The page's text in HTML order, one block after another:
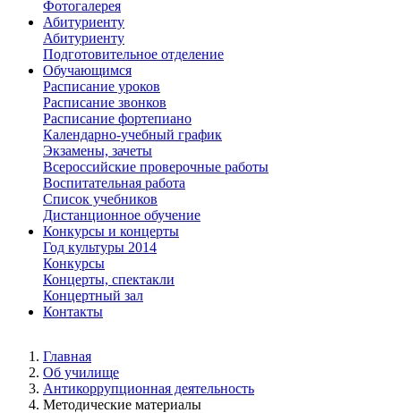
Фотогалерея
Абитуриенту
Абитуриенту
Подготовительное отделение
Обучающимся
Расписание уроков
Расписание звонков
Расписание фортепиано
Календарно-учебный график
Экзамены, зачеты
Всероссийские проверочные работы
Воспитательная работа
Список учебников
Дистанционное обучение
Конкурсы и концерты
Год культуры 2014
Конкурсы
Концерты, спектакли
Концертный зал
Контакты
Главная
Об училище
Антикоррупционная деятельность
Методические материалы